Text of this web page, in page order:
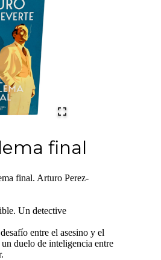
final
final. Arturo Perez-
Un detective
entre el asesino y el
duelo de inteligencia entre